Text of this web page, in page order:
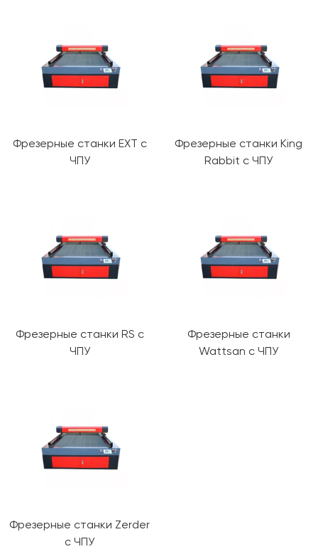
Фрезерные станки EXT с
ЧПУ
Фрезерные станки King
Rabbit с ЧПУ
Фрезерные станки RS с
ЧПУ
Фрезерные станки
Wattsan с ЧПУ
Фрезерные станки Zerder
с ЧПУ